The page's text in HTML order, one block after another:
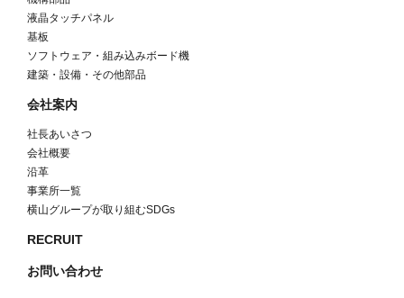
液晶タッチパネル
基板
ソフトウェア・組み込みボード機
建築・設備・その他部品
会社案内
社長あいさつ
会社概要
沿革
事業所一覧
横山グループが取り組むSDGs
RECRUIT
お問い合わせ